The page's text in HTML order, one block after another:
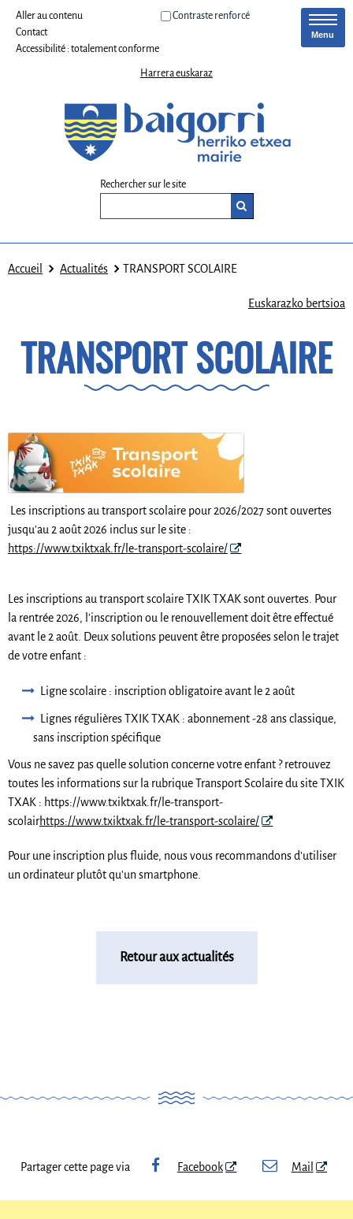
Aller au contenu
Contact
Accessibilité : totalement conforme
Contraste renforcé
Harrera euskaraz
Rechercher sur le site
Menu
Accueil Actualités TRANSPORT SCOLAIRE
Euskarazko bertsioa
TRANSPORT SCOLAIRE
Les inscriptions au transport scolaire pour 2026/2027 sont ouvertes
jusqu'au 2 août 2026 inclus sur le site :
https://www.txiktxak.fr/le-transport-scolaire/
Les inscriptions au transport scolaire TXIK TXAK sont ouvertes. Pour
la rentrée 2026, l'inscription ou le renouvellement doit être effectué
avant le 2 août. Deux solutions peuvent être proposées selon le trajet
de votre enfant :
Ligne scolaire : inscription obligatoire avant le 2 août
Lignes régulières TXIK TXAK : abonnement -28 ans classique,
sans inscription spécifique
Vous ne savez pas quelle solution concerne votre enfant ? retrouvez
toutes les informations sur la rubrique Transport Scolaire du site TXIK
TXAK : https://www.txiktxak.fr/le-transport-
scolairhttps://www.txiktxak.fr/le-transport-scolaire/
Pour une inscription plus fluide, nous vous recommandons d'utiliser
un ordinateur plutôt qu'un smartphone.
Retour aux actualités
Partager cette page via Facebook Mail